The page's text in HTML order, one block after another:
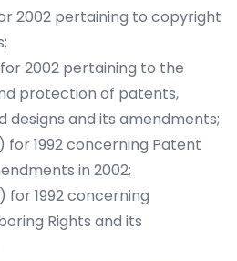
2002 pertaining to copyright
2002 pertaining to the
protection of patents,
designs and its amendments;
for 1992 concerning Patent
in 2002;
for 1992 concerning
Rights and its